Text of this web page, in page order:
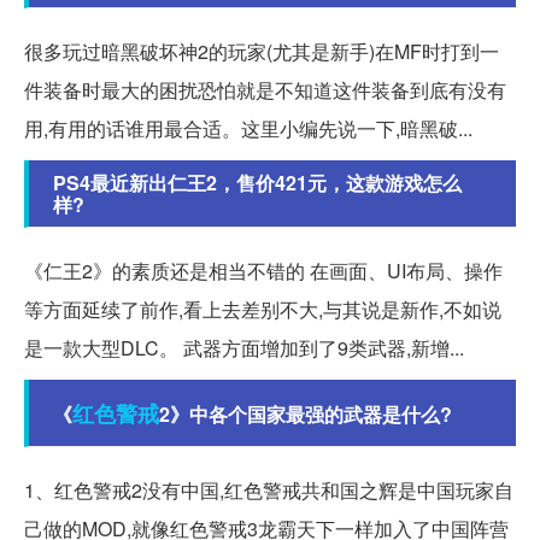
很多玩过暗黑破坏神2的玩家(尤其是新手)在MF时打到一
件装备时最大的困扰恐怕就是不知道这件装备到底有没有
用,有用的话谁用最合适。这里小编先说一下,暗黑破...
PS4最近新出仁王2，售价421元，这款游戏怎么
样?
《仁王2》的素质还是相当不错的 在画面、UI布局、操作
等方面延续了前作,看上去差别不大,与其说是新作,不如说
是一款大型DLC。 武器方面增加到了9类武器,新增...
《红色警戒2》中各个国家最强的武器是什么?
1、红色警戒2没有中国,红色警戒共和国之辉是中国玩家自
己做的MOD,就像红色警戒3龙霸天下一样加入了中国阵营